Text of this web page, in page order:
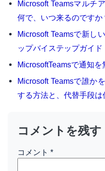
Microsoft Teamsマルチ
何で、いつ来るのですか
Microsoft Teamsで新し
ップバイステップガイド
MicrosoftTeamsで通知
Microsoft Teamsで誰か
する方法と、代替手段は
コメントを残す
コメント *